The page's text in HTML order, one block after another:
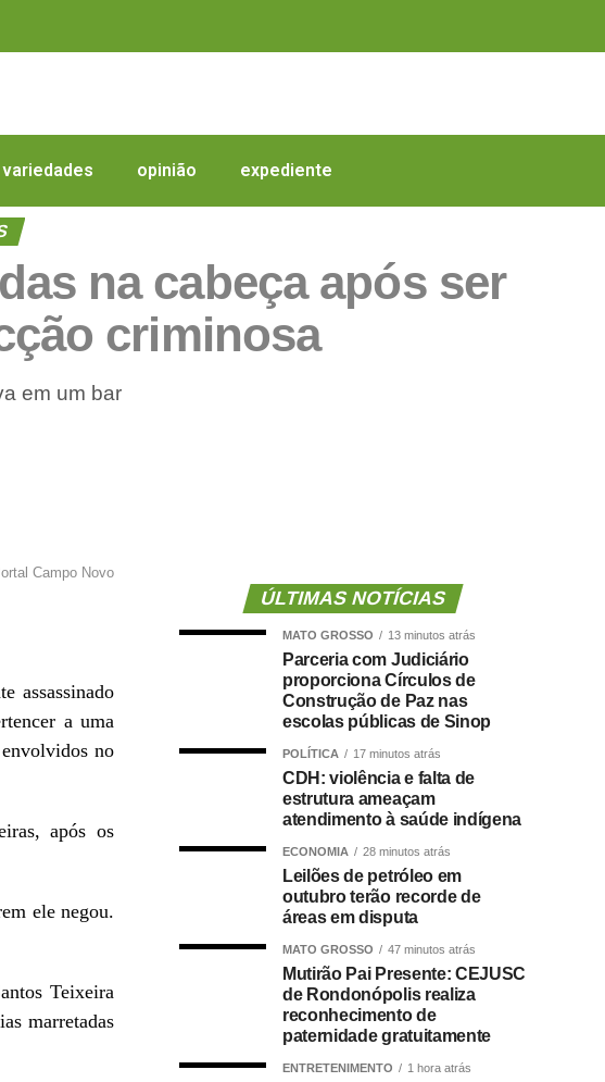
variedades opinião expediente
na cabeça após ser
criminosa
em um bar
Campo Novo
assassinado
a uma
no
após os
ele negou.
Teixeira
marretadas
ÚLTIMAS NOTÍCIAS
MATO GROSSO 13 minutos atrás
Parceria com Judiciário
proporciona Círculos de
Construção de Paz nas
escolas públicas de Sinop
POLÍTICA 17 minutos atrás
CDH: violência e falta de
estrutura ameaçam
atendimento à saúde indígena
ECONOMIA 28 minutos atrás
Leilões de petróleo em
outubro terão recorde de
áreas em disputa
MATO GROSSO 47 minutos atrás
Mutirão Pai Presente: CEJUSC
de Rondonópolis realiza
reconhecimento de
paternidade gratuitamente
ENTRETENIMENTO 1 hora atrás